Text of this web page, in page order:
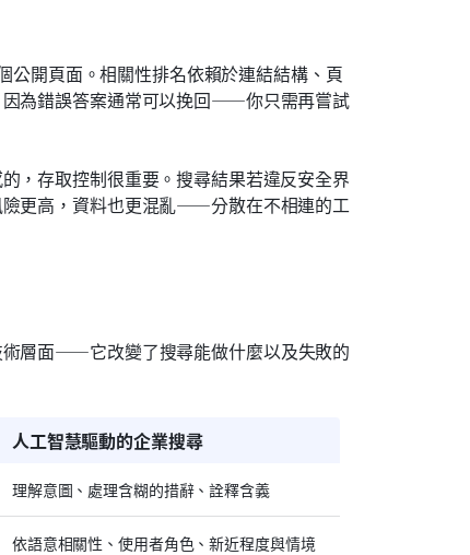
開頁面。相關性排名依賴於連結結構、頁
為錯誤答案通常可以挽回——你只需再嘗試
，存取控制很重要。搜尋結果若違反安全界
更高，資料也更混亂——分散在不相連的工
層面——它改變了搜尋能做什麼以及失敗的
人工智慧驅動的企業搜尋
理解意圖、處理含糊的措辭、詮釋含義
依語意相關性、使用者角色、新近程度與情境